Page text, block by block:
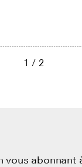
1 / 2
vous abonnant